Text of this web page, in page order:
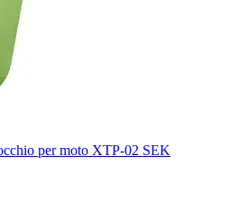
per moto XTP-02 SEK